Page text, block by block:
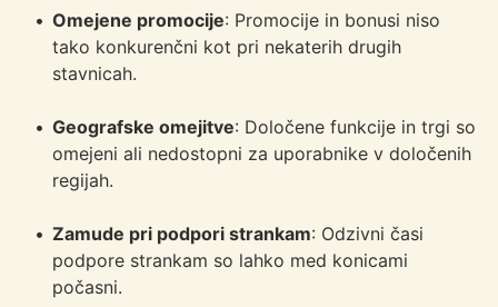
Omejene promocije: Promocije in bonusi niso
tako konkurenčni kot pri nekaterih drugih
stavnicah.
Geografske omejitve: Določene funkcije in trgi so
omejeni ali nedostopni za uporabnike v določenih
regijah.
Zamude pri podpori strankam: Odzivni časi
podpore strankam so lahko med konicami
počasni.